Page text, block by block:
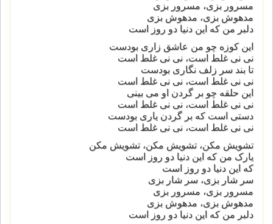
مسرور بزی، مسرور بزی
مدهوش بزی، مدهوش بزی
دلبر من که این دنیا دو روز است
این کوزه چو من عاشق زاری بودست
نی نی غلط است، نی نی غلط است
تا بند سر زلف نگاری بودست
نی نی غلط است، نی نی غلط است
این حلقه چو بر گردن او می بینی
نی نی غلط است، نی نی غلط است
دستی است که بر گردن یاری بودست
نی نی غلط است، نی نی غلط است
تشویش مکن، تشویش مکن، تشویش مکن
یارک من که این دنیا دو روز است
که این دنیا دو روز است
سر شار بزی، سر شار بزی
مسرور بزی، مسرور بزی
مدهوش بزی، مدهوش بزی
دلبر من که این دنیا دو روز است